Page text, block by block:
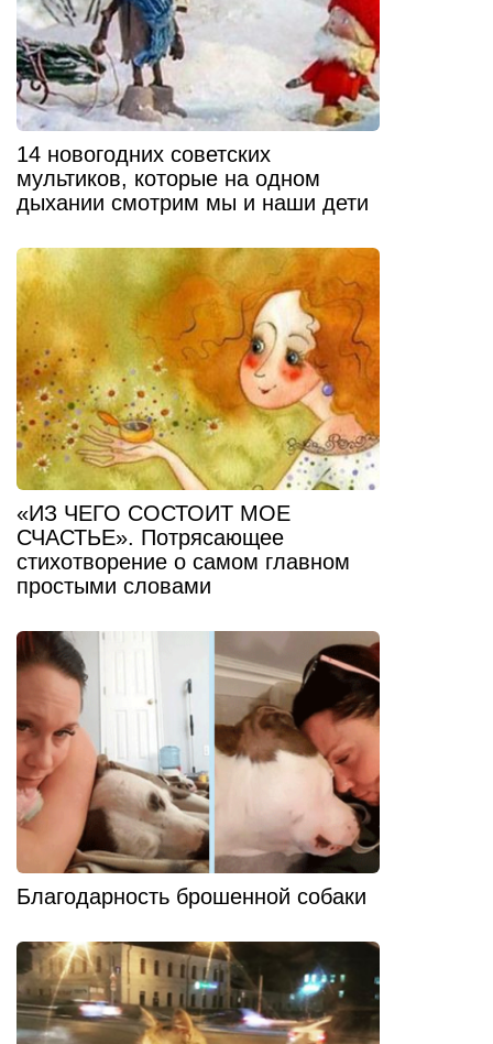
14 новогодних советских
мультиков, которые на одном
дыхании смотрим мы и наши дети
«ИЗ ЧЕГО СОСТОИТ МОЕ
СЧАСТЬЕ». Потрясающее
стихотворение о самом главном
простыми словами
Благодарность брошенной собаки